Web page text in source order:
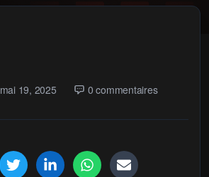
mai 19, 2025 0 commentaires